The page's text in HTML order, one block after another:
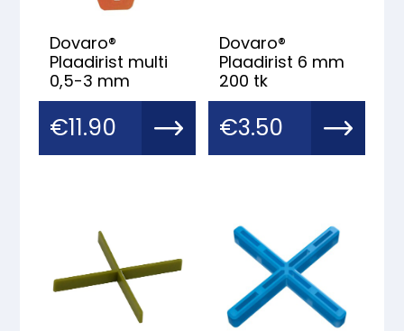
Dovaro®
Plaadirist multi
0,5-3 mm
€11.90
Dovaro®
Plaadirist 6 mm
200 tk
€3.50